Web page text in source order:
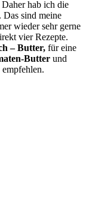
hab ich die
Das sind meine
wieder sehr gerne
vier Rezepte.
– Butter, für eine
Butter und